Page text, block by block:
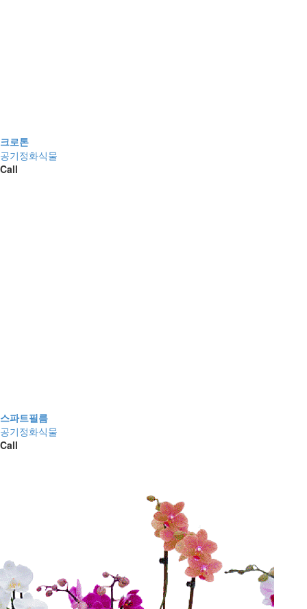
크로톤
공기정화식물
Call
스파트필름
공기정화식물
Call